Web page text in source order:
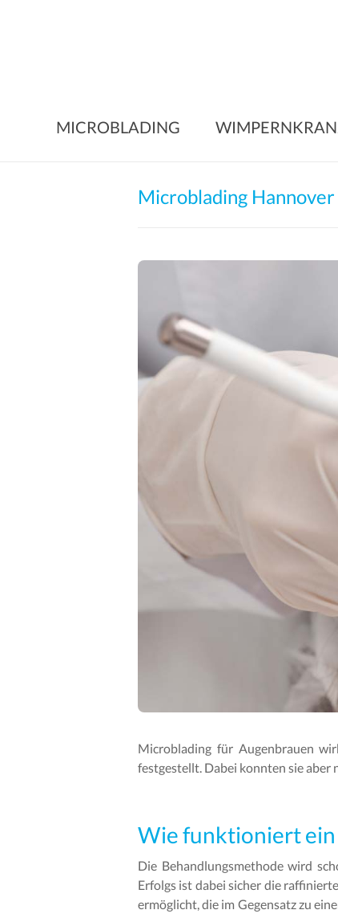
MICROBLADING
Microblading Hannover
Microblading für Augenbrauen
festgestellt. Dabei konnten sie aber
Wie funktioniert
Die Behandlungsmethode wird
Erfolgs ist dabei sicher die
ermöglicht, die im Gegensatz zu